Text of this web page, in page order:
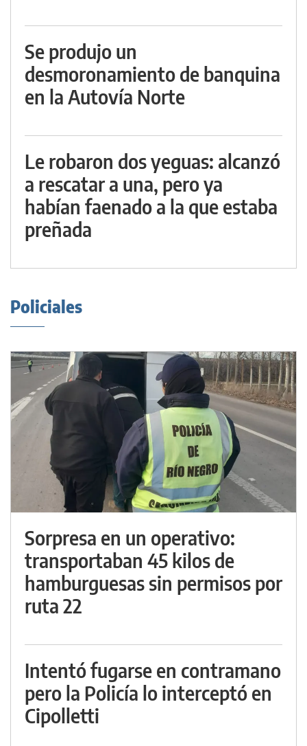
Se produjo un
desmoronamiento de banquina
en la Autovía Norte
Le robaron dos yeguas: alcanzó
a rescatar a una, pero ya
habían faenado a la que estaba
preñada
Policiales
Sorpresa en un operativo:
transportaban 45 kilos de
hamburguesas sin permisos por
ruta 22
Intentó fugarse en contramano
pero la Policía lo interceptó en
Cipolletti